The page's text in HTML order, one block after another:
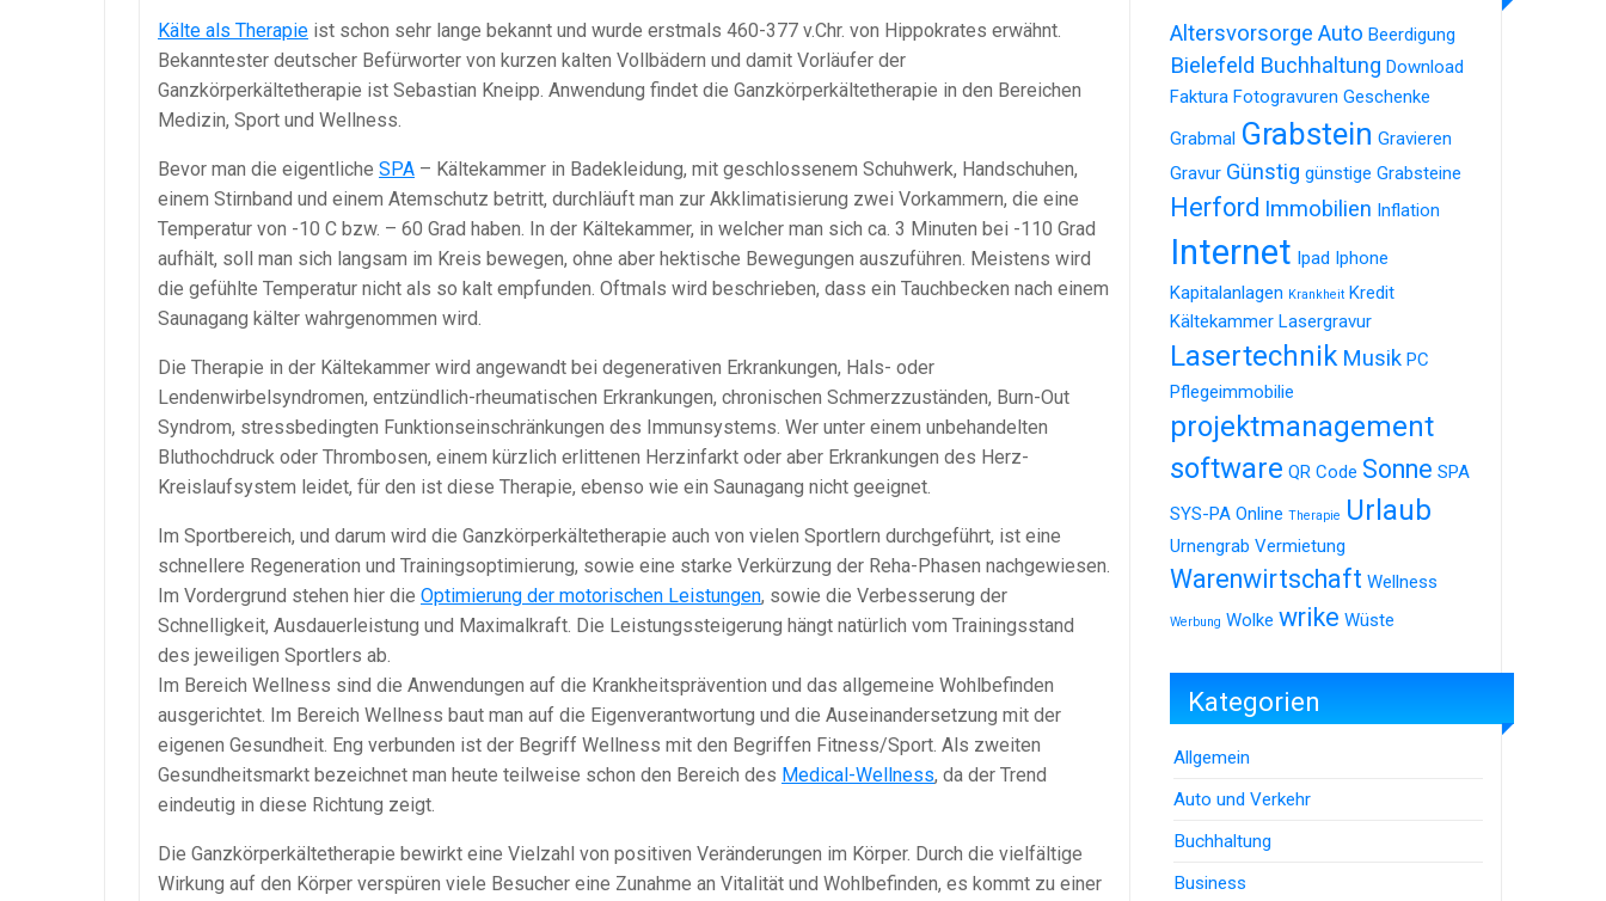
Kälte als Therapie ist schon sehr lange bekannt und wurde erstmals 460-377 v.Chr. von Hippokrates erwähnt.
Bekanntester deutscher Befürworter von kurzen kalten Vollbädern und damit Vorläufer der
Ganzkörperkältetherapie ist Sebastian Kneipp. Anwendung findet die Ganzkörperkältetherapie in den Bereichen
Medizin, Sport und Wellness.
Bevor man die eigentliche SPA – Kältekammer in Badekleidung, mit geschlossenem Schuhwerk, Handschuhen,
einem Stirnband und einem Atemschutz betritt, durchläuft man zur Akklimatisierung zwei Vorkammern, die eine
Temperatur von -10 C bzw. – 60 Grad haben. In der Kältekammer, in welcher man sich ca. 3 Minuten bei -110 Grad
aufhält, soll man sich langsam im Kreis bewegen, ohne aber hektische Bewegungen auszuführen. Meistens wird
die gefühlte Temperatur nicht als so kalt empfunden. Oftmals wird beschrieben, dass ein Tauchbecken nach einem
Saunagang kälter wahrgenommen wird.
Die Therapie in der Kältekammer wird angewandt bei degenerativen Erkrankungen, Hals- oder
Lendenwirbelsyndromen, entzündlich-rheumatischen Erkrankungen, chronischen Schmerzzuständen, Burn-Out
Syndrom, stressbedingten Funktionseinschränkungen des Immunsystems. Wer unter einem unbehandelten
Bluthochdruck oder Thrombosen, einem kürzlich erlittenen Herzinfarkt oder aber Erkrankungen des Herz-
Kreislaufsystem leidet, für den ist diese Therapie, ebenso wie ein Saunagang nicht geeignet.
Im Sportbereich, und darum wird die Ganzkörperkältetherapie auch von vielen Sportlern durchgeführt, ist eine
schnellere Regeneration und Trainingsoptimierung, sowie eine starke Verkürzung der Reha-Phasen nachgewiesen.
Im Vordergrund stehen hier die Optimierung der motorischen Leistungen, sowie die Verbesserung der
Schnelligkeit, Ausdauerleistung und Maximalkraft. Die Leistungssteigerung hängt natürlich vom Trainingsstand
des jeweiligen Sportlers ab.
Im Bereich Wellness sind die Anwendungen auf die Krankheitsprävention und das allgemeine Wohlbefinden
ausgerichtet. Im Bereich Wellness baut man auf die Eigenverantwortung und die Auseinandersetzung mit der
eigenen Gesundheit. Eng verbunden ist der Begriff Wellness mit den Begriffen Fitness/Sport. Als zweiten
Gesundheitsmarkt bezeichnet man heute teilweise schon den Bereich des Medical-Wellness, da der Trend
eindeutig in diese Richtung zeigt.
Die Ganzkörperkältetherapie bewirkt eine Vielzahl von positiven Veränderungen im Körper. Durch die vielfältige
Wirkung auf den Körper verspüren viele Besucher eine Zunahme an Vitalität und Wohlbefinden, es kommt zu einer
Altersvorsorge Auto Beerdigung
Bielefeld Buchhaltung Download
Faktura Fotogravuren Geschenke
Grabmal Grabstein Gravieren
Gravur Günstig günstige Grabsteine
Herford Immobilien Inflation
Internet Ipad Iphone
Kapitalanlagen Krankheit Kredit
Kältekammer Lasergravur
Lasertechnik Musik PC
Pflegeimmobilie
projektmanagement
software QR Code Sonne SPA
SYS-PA Online Therapie Urlaub
Urnengrab Vermietung
Warenwirtschaft Wellness
Werbung Wolke wrike Wüste
Kategorien
Allgemein
Auto und Verkehr
Buchhaltung
Business